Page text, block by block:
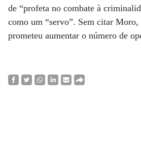
de “profeta no combate à
como um “servo”. Sem citar
prometeu aumentar o número de